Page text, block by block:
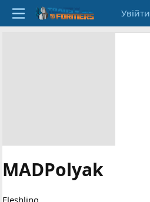
Увійти
MADPolyak